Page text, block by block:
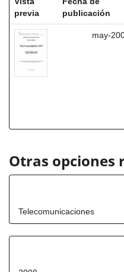
previa
publicación
may-
Otras opciones
Telecomunicaciones